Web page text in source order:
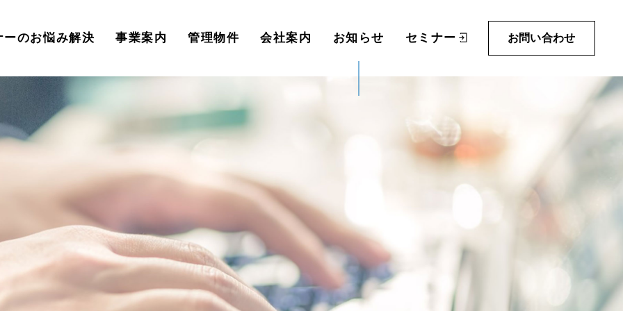
ーのお悩み解決 事業案内 管理物件 会社案内 お知らせ セミナー お問い合わせ